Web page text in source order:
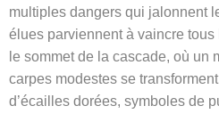
multiples dangers qui jalonnent
élues parviennent à vaincre
le sommet de la cascade, où un
carpes modestes se
d’écailles dorées, symboles de